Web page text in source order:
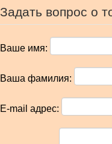
Задать вопрос о
Ваше имя:
Ваша фамилия:
E-mail адрес: